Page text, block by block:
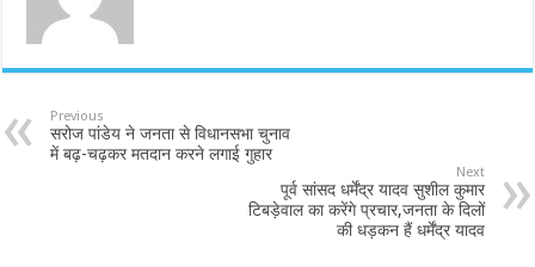
Previous
सरोज पांडेय ने जनता से विधानसभा चुनाव
में बढ़-चढ़कर मतदान करने लगाई गुहार
Next
पूर्व सांसद धर्मेंद्र यादव सुशील कुमार
टिबड़ेवाल का करेंगे प्रचार,जनता के दिलों
की धड़कन हैं धर्मेंद्र यादव